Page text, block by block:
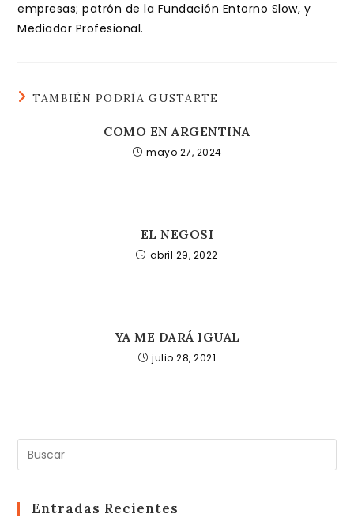
empresas; patrón de la Fundación Entorno Slow, y
Mediador Profesional.
TAMBIÉN PODRÍA GUSTARTE
COMO EN ARGENTINA
mayo 27, 2024
EL NEGOSI
abril 29, 2022
YA ME DARÁ IGUAL
julio 28, 2021
Entradas Recientes